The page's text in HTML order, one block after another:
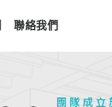
聯絡我們